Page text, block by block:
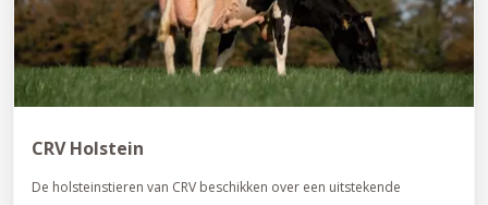
CRV Holstein
De holsteinstieren van CRV beschikken over een uitstekende